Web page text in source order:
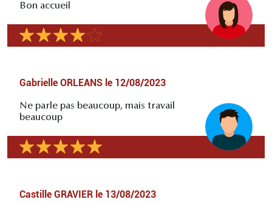
Bon accueil
Gabrielle ORLEANS le 12/08/2023
Ne parle pas beaucoup, mais travail
beaucoup
Castille GRAVIER le 13/08/2023